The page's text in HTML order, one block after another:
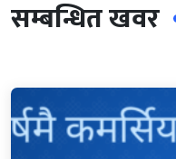
सम्बन्धित खवर